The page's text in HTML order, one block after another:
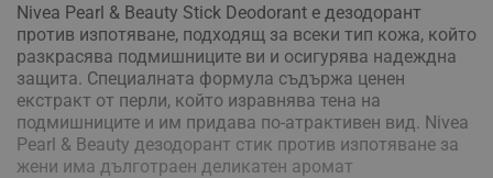
Nivea Pearl & Beauty Stick Deodorant е дезодорант
против изпотяване, подходящ за всеки тип кожа, който
разкрасява подмишниците ви и осигурява надеждна
защита. Специалната формула съдържа ценен
екстракт от перли, който изравнява тена на
подмишниците и им придава по-атрактивен вид. Nivea
Pearl & Beauty дезодорант стик против изпотяване за
жени има дълготраен деликатен аромат